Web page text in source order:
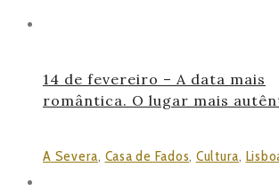
14 de fevereiro – A data mais
romântica. O lugar mais
A Severa, Casa de Fados, Cultura,